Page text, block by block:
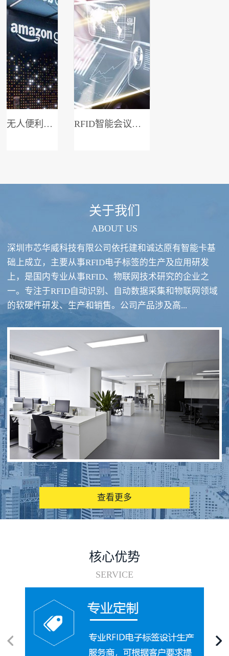
无人便利店系统 RFID智能会议签到系统
RFID酒类防伪系统方案 RFID智慧食堂系统
图书馆RFID电子标签管理系统
关于我们
ABOUT US
深圳市芯华威科技有限公司依托建和诚达原有智能卡基
础上成立，主要从事RFID电子标签的生产及应用研发
上，是国内专业从事RFID、物联网技术研究的企业之
一。专注于RFID自动识别、自动数据采集和物联网领域
的软硬件研发、生产和销售。公司产品涉及高...
查看更多
核心优势
SERVICE